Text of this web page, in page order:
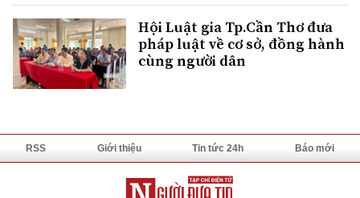
Hội Luật gia Tp.Cần Thơ đưa
pháp luật về cơ sở, đồng hành
cùng người dân
RSS Giới thiệu Tin tức 24h Báo mới